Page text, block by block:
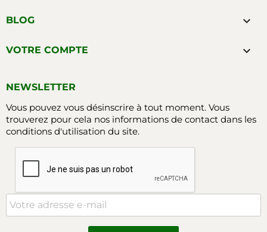
BLOG 
VOTRE COMPTE 
NEWSLETTER
Vous pouvez vous désinscrire à tout moment. Vous
trouverez pour cela nos informations de contact dans les
conditions d'utilisation du site.